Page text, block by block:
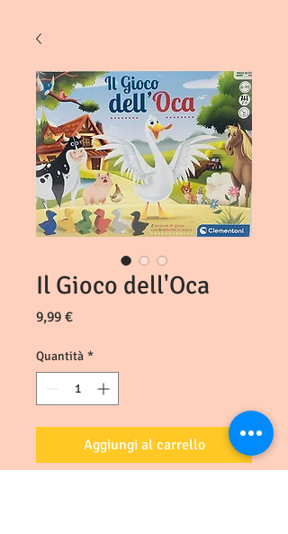
Il Gioco dell'Oca
9,99 €Prezzo
Quantità *
Aggiungi al carrello